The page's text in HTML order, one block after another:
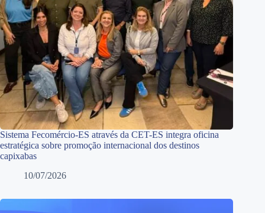
Sistema Fecomércio-ES através da CET-ES integra oficina
estratégica sobre promoção internacional dos destinos
capixabas
10/07/2026